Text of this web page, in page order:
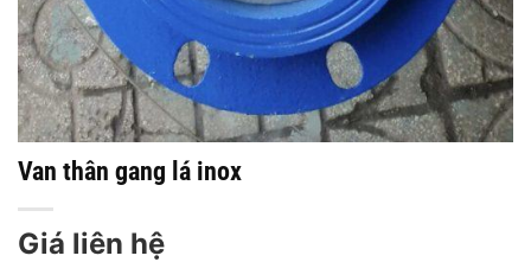
Van thân gang lá inox
Giá liên hệ